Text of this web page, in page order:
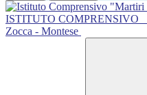
ISTITUTO COMPRENSIVO
Zocca - Montese